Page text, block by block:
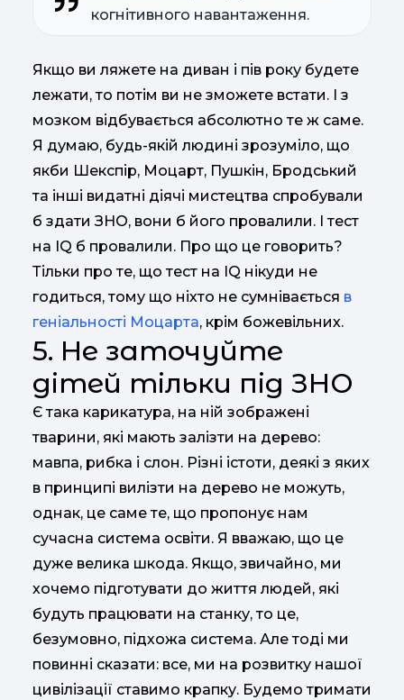
когнітивного навантаження.
Якщо ви ляжете на диван і пів року будете
лежати, то потім ви не зможете встати. І з
мозком відбувається абсолютно те ж саме.
Я думаю, будь-якій людині зрозуміло, що
якби Шекспір, Моцарт, Пушкін, Бродський
та інші видатні діячі мистецтва спробували
б здати ЗНО, вони б його провалили. І тест
на IQ б провалили. Про що це говорить?
Тільки про те, що тест на IQ нікуди не
годиться, тому що ніхто не сумнівається в
геніальності Моцарта, крім божевільних.
5. Не заточуйте
дітей тільки під ЗНО
Є така карикатура, на ній зображені
тварини, які мають залізти на дерево:
мавпа, рибка і слон. Різні істоти, деякі з яких
в принципі вилізти на дерево не можуть,
однак, це саме те, що пропонує нам
сучасна система освіти. Я вважаю, що це
дуже велика шкода. Якщо, звичайно, ми
хочемо підготувати до життя людей, які
будуть працювати на станку, то це,
безумовно, підхожа система. Але тоді ми
повинні сказати: все, ми на розвитку нашої
цивілізації ставимо крапку. Будемо тримати